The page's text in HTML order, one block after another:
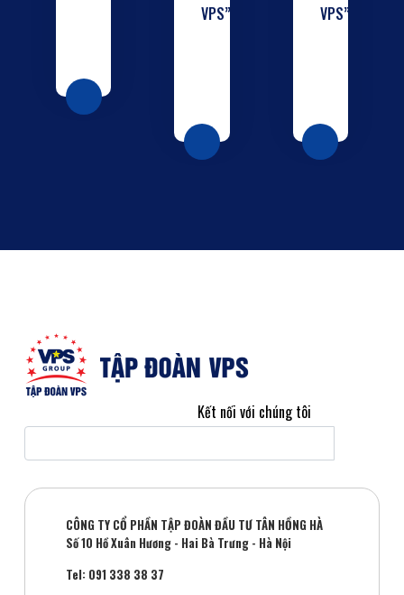
VPS”
VPS”
Kết nối với chúng tôi
CÔNG TY CỔ PHẦN TẬP ĐOÀN ĐẦU TƯ TÂN HỒNG HÀ
Số 10 Hồ Xuân Hương - Hai Bà Trưng - Hà Nội
Tel: 091 338 38 37